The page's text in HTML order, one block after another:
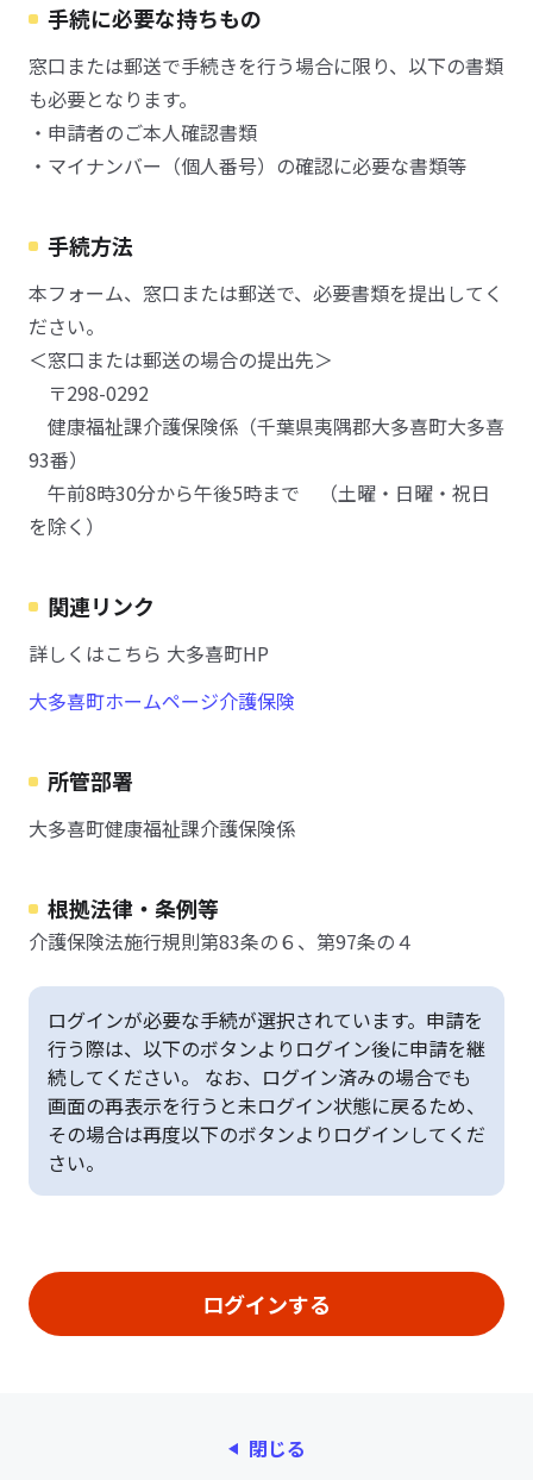
手続に必要な持ちもの
窓口または郵送で手続きを行う場合に限り、以下の書類
も必要となります。
・申請者のご本人確認書類
・マイナンバー（個人番号）の確認に必要な書類等
手続方法
本フォーム、窓口または郵送で、必要書類を提出してく
ださい。
＜窓口または郵送の場合の提出先＞
〒298-0292
健康福祉課介護保険係（千葉県夷隅郡大多喜町大多喜
93番）
午前8時30分から午後5時まで （土曜・日曜・祝日
を除く）
関連リンク
詳しくはこちら 大多喜町HP
大多喜町ホームページ介護保険
所管部署
大多喜町健康福祉課介護保険係
根拠法律・条例等
介護保険法施行規則第83条の６、第97条の４
ログインが必要な手続が選択されています。申請を
行う際は、以下のボタンよりログイン後に申請を継
続してください。 なお、ログイン済みの場合でも
画面の再表示を行うと未ログイン状態に戻るため、
その場合は再度以下のボタンよりログインしてくだ
さい。
閉じる